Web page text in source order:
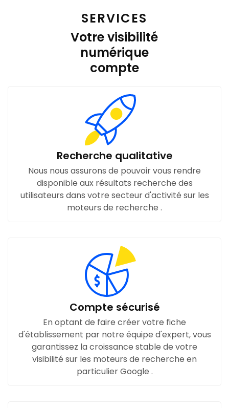
SERVICES
Votre visibilité
numérique
compte
Recherche qualitative
Nous nous assurons de pouvoir vous rendre
disponible aux résultats recherche des
utilisateurs dans votre secteur d'activité sur les
moteurs de recherche .
Compte sécurisé
En optant de faire créer votre fiche
d'établissement par notre équipe d'expert, vous
garantissez la croissance stable de votre
visibilité sur les moteurs de recherche en
particulier Google .